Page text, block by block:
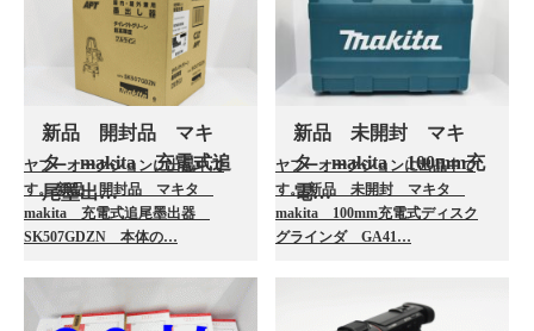
新品 開封品 マキ
タ makita 充電式追
尾墨出…
ヤフーオークションに出品中で
す。 新品 開封品 マキタ
makita 充電式追尾墨出器
SK507GDZN 本体の…
新品 未開封 マキ
タ makita 100mm充
電…
ヤフーオークションに出品中で
す。 新品 未開封 マキタ
makita 100mm充電式ディスク
グラインダ GA41…